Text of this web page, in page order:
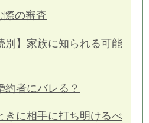
際の審査
別】家族に知られる可能
約者にバレる？
きに相手に打ち明けるべ